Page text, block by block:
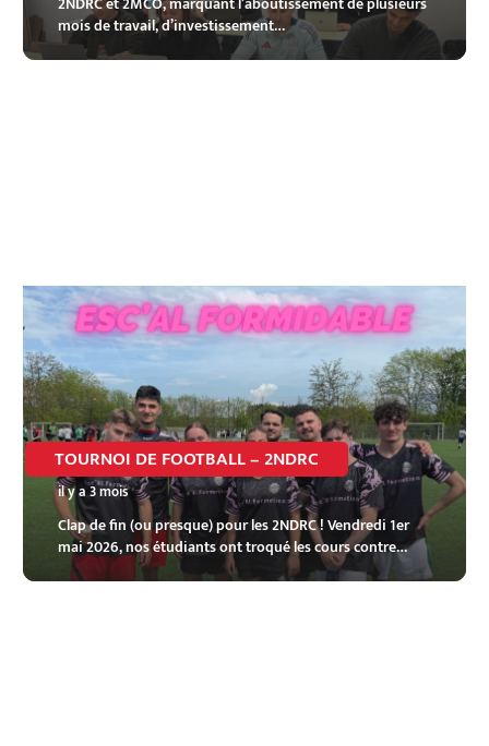
mois de travail, d’investissement…
TOURNOI DE FOOTBALL – 2NDRC
il y a 3 mois
Clap de fin (ou presque) pour les 2NDRC ! Vendredi 1er
mai 2026, nos étudiants ont troqué les cours contre…